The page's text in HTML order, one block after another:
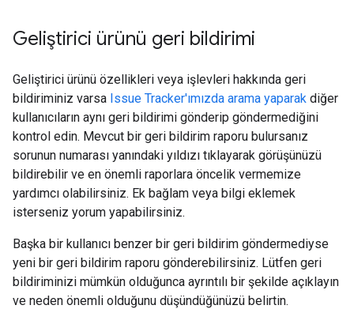
Geliştirici ürünü geri bildirimi
Geliştirici ürünü özellikleri veya işlevleri hakkında geri
bildiriminiz varsa Issue Tracker'ımızda arama yaparak diğer
kullanıcıların aynı geri bildirimi gönderip göndermediğini
kontrol edin. Mevcut bir geri bildirim raporu bulursanız
sorunun numarası yanındaki yıldızı tıklayarak görüşünüzü
bildirebilir ve en önemli raporlara öncelik vermemize
yardımcı olabilirsiniz. Ek bağlam veya bilgi eklemek
isterseniz yorum yapabilirsiniz.
Başka bir kullanıcı benzer bir geri bildirim göndermediyse
yeni bir geri bildirim raporu gönderebilirsiniz. Lütfen geri
bildiriminizi mümkün olduğunca ayrıntılı bir şekilde açıklayın
ve neden önemli olduğunu düşündüğünüzü belirtin.